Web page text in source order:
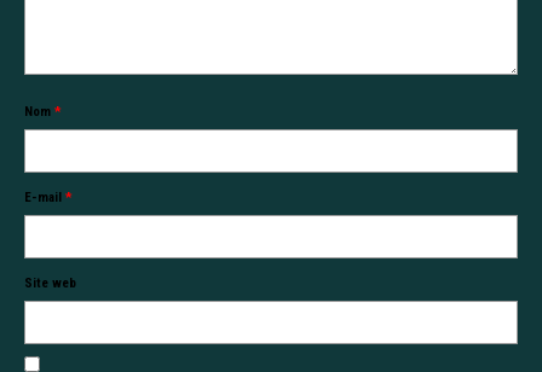
Nom *
E-mail *
Site web